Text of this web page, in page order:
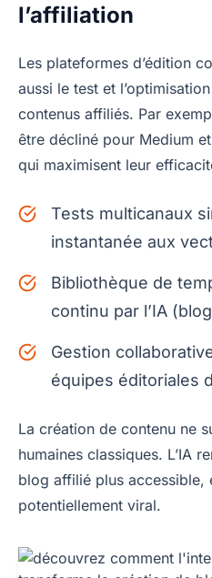
l’affiliation
Les plateformes d’édition
aussi le test et
contenus affiliés. Par
être décliné pour Medium
qui maximisent leur
Tests multicanaux
instantanée aux
Bibliothèque de
continu par l’IA
Gestion
équipes éditoriales
La création de contenu ne
humaines classiques. L’IA
blog affilié plus accessible,
potentiellement viral.